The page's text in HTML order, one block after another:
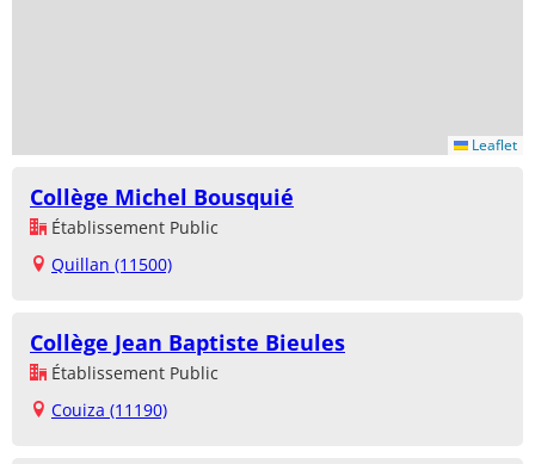
Leaflet
Collège Michel Bousquié
Établissement Public
Quillan (11500)
Collège Jean Baptiste Bieules
Établissement Public
Couiza (11190)